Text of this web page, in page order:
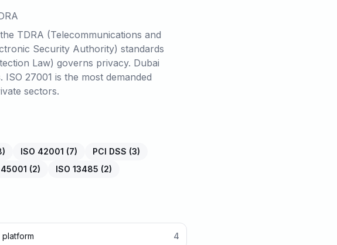
TDRA (Telecommunications and
Security Authority) standards
Law) governs privacy. Dubai
27001 is the most demanded
sectors.
) ISO 42001 (7) PCI DSS (3)
(2) ISO 13485 (2)
platform 4